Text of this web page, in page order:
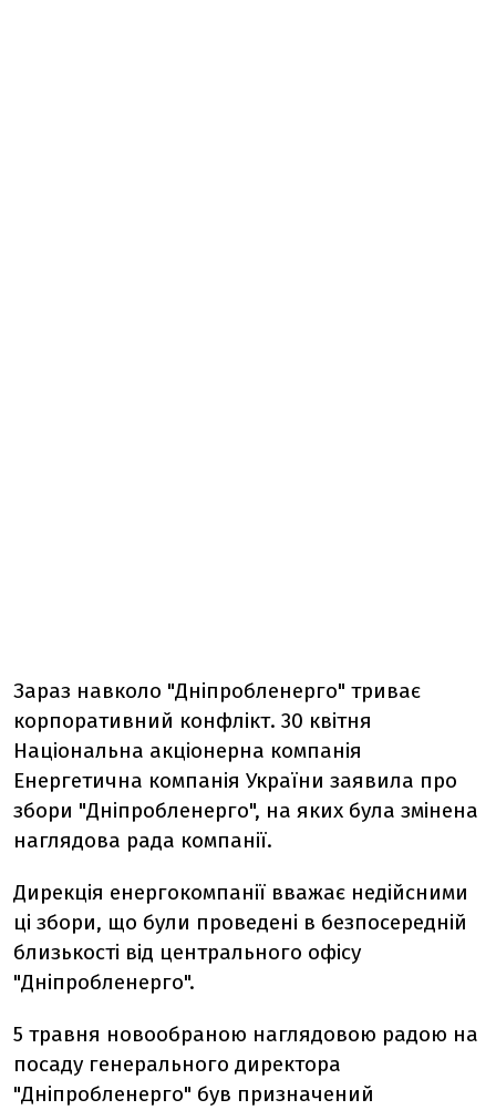
Зараз навколо "Дніпробленерго" триває
корпоративний конфлікт. 30 квітня
Національна акціонерна компанія
Енергетична компанія України заявила про
збори "Дніпробленерго", на яких була змінена
наглядова рада компанії.
Дирекція енергокомпанії вважає недійсними
ці збори, що були проведені в безпосередній
близькості від центрального офісу
"Дніпробленерго".
5 травня новообраною наглядовою радою на
посаду генерального директора
"Дніпробленерго" був призначений